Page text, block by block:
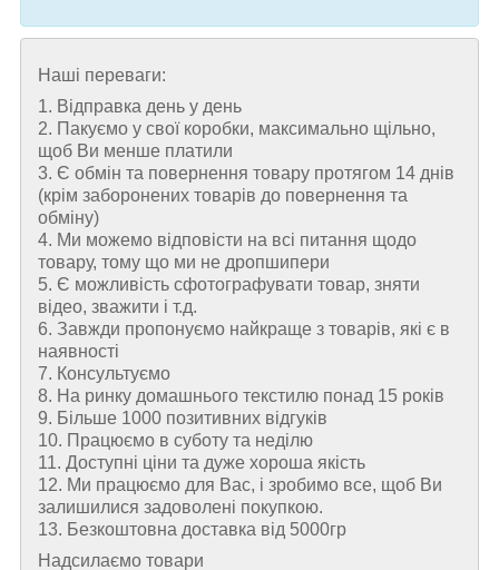
Наші переваги:
1. Відправка день у день
2. Пакуємо у свої коробки, максимально щільно,
щоб Ви менше платили
3. Є обмін та повернення товару протягом 14 днів
(крім заборонених товарів до повернення та
обміну)
4. Ми можемо відповісти на всі питання щодо
товару, тому що ми не дропшипери
5. Є можливість сфотографувати товар, зняти
відео, зважити і т.д.
6. Завжди пропонуємо найкраще з товарів, які є в
наявності
7. Консультуємо
8. На ринку домашнього текстилю понад 15 років
9. Більше 1000 позитивних відгуків
10. Працюємо в суботу та неділю
11. Доступні ціни та дуже хороша якість
12. Ми працюємо для Вас, і зробимо все, щоб Ви
залишилися задоволені покупкою.
13. Безкоштовна доставка від 5000гр
Надсилаємо товари